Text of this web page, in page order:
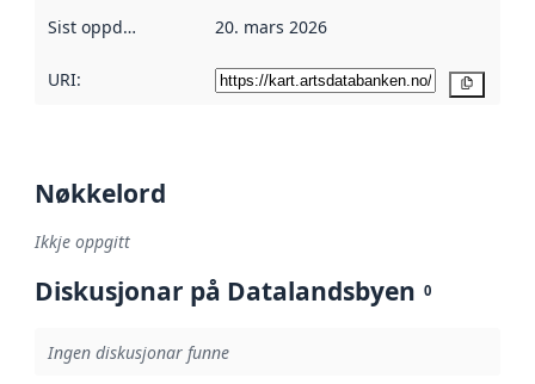
Sist oppdatert 20. mars 2026
URI:
Nøkkelord
Ikkje oppgitt
Diskusjonar på Datalandsbyen 0
Ingen diskusjonar funne